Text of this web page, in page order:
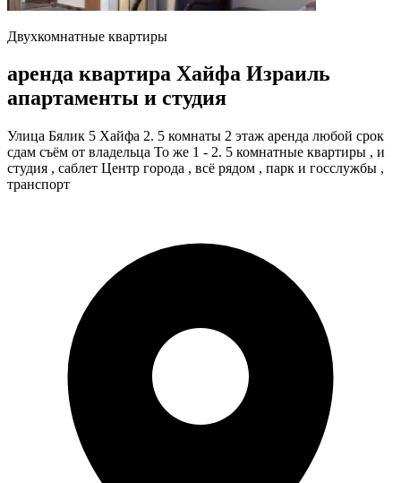
Двухкомнатные квартиры
аренда квартира Хайфа Израиль
апартаменты и студия
Улица Бялик 5 Хайфа 2. 5 комнаты 2 этаж аренда любой срок
сдам съём от владельца То же 1 - 2. 5 комнатные квартиры , и
студия , саблет Центр города , всё рядом , парк и госслужбы ,
транспорт